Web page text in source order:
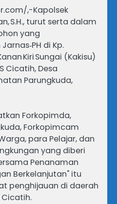
,-Kapolsek
S.H., turut serta dalam
yang
di Kp.
Kiri Sungai (Kakisu)
Cicatih, Desa
Parungkuda,
Forkopimda,
Forkopimcam
para Pelajar, dan
yang diberi
Penanaman
Berkelanjutan" itu
penghijauan di daerah
Cicatih.